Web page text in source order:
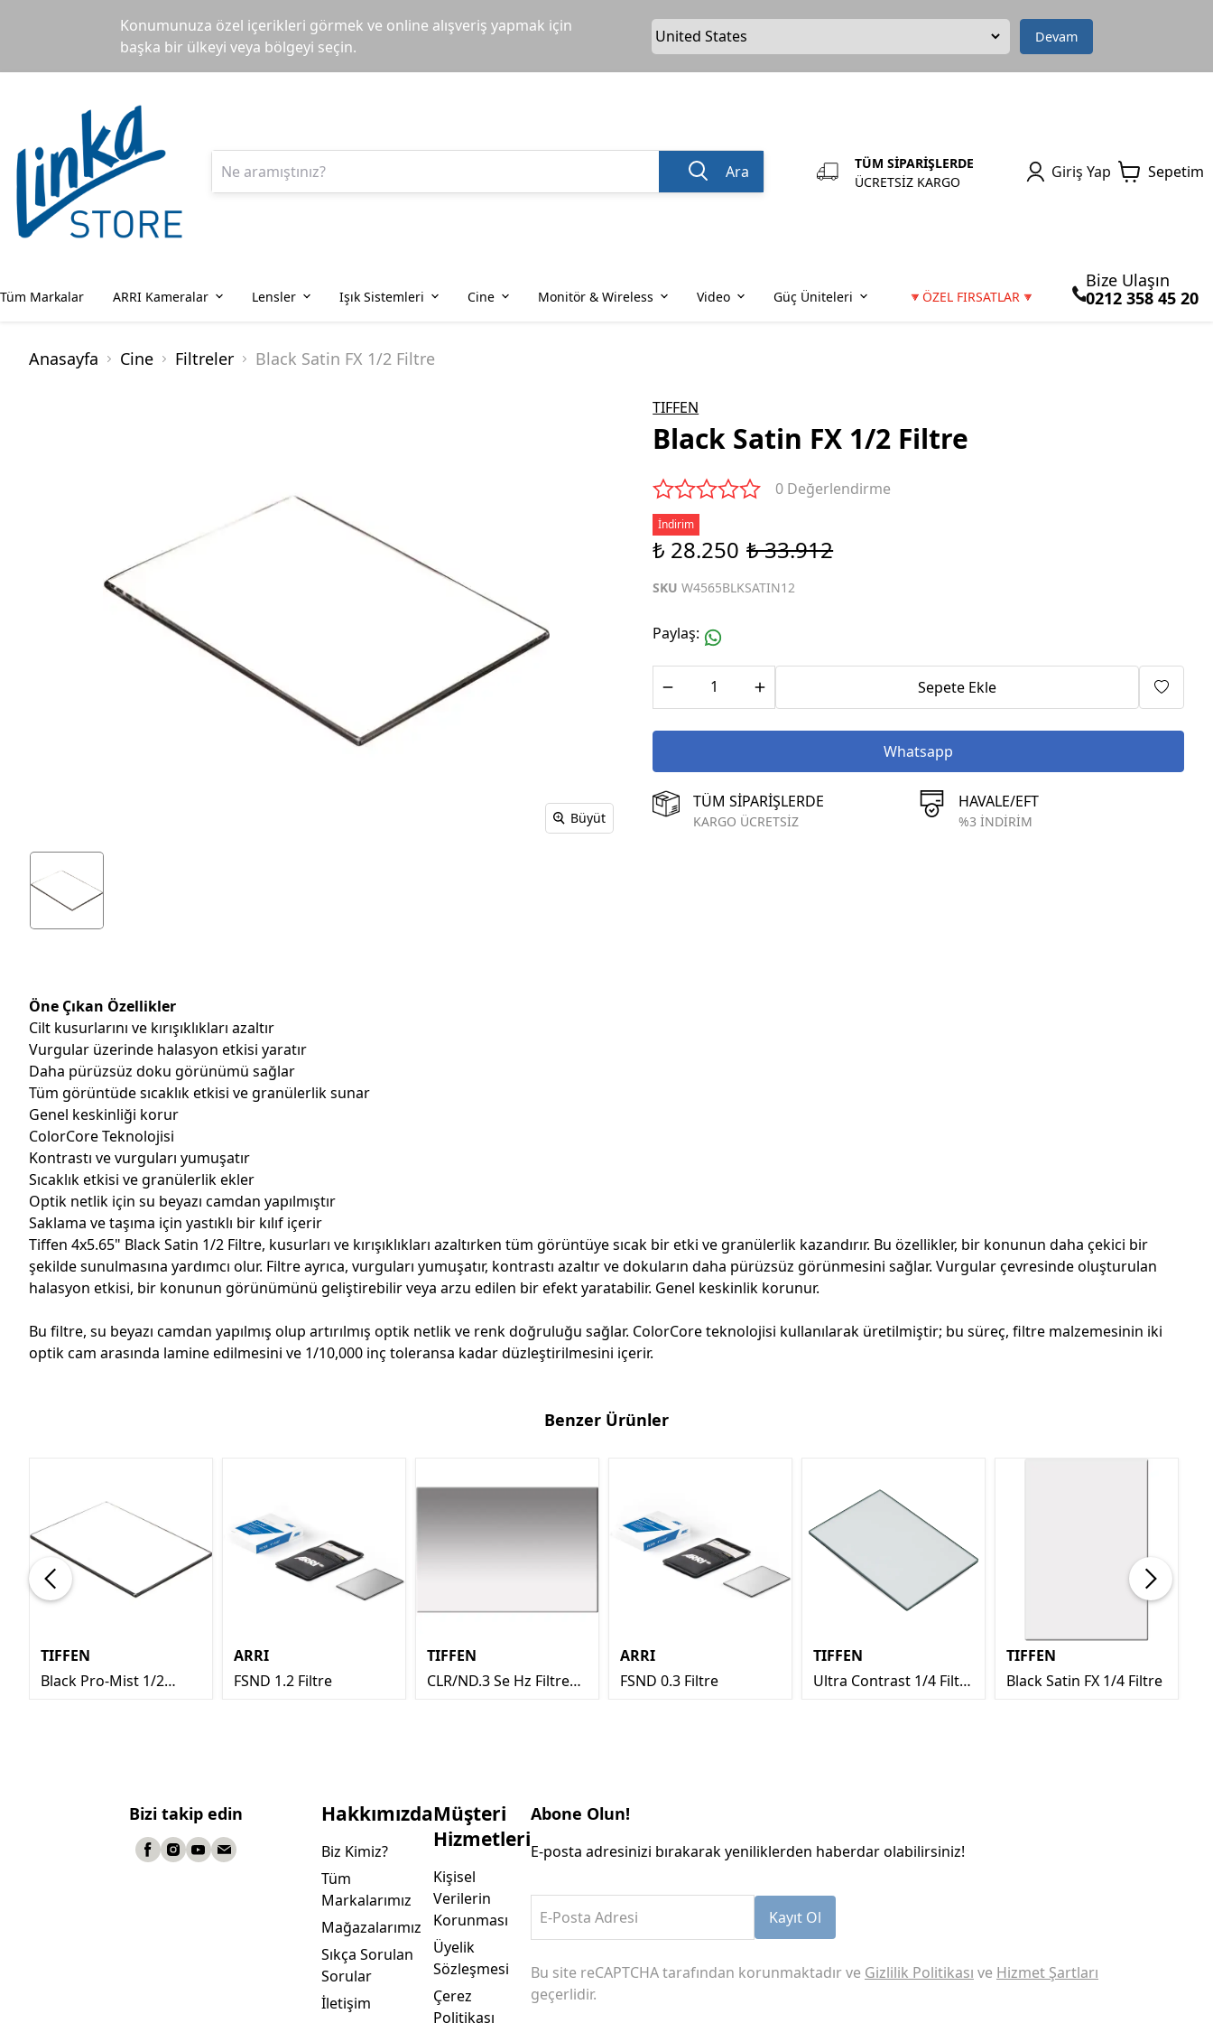
Konumunuza özel içerikleri görmek ve online alışveriş yapmak için
başka bir ülkeyi veya bölgeyi seçin.
Devam
Ara
TÜM SİPARİŞLERDE
ÜCRETSİZ KARGO
Giriş Yap Sepetim
Tüm Markalar ARRI Kameralar Lensler Işık Sistemleri Cine Monitör & Wireless Video Güç Üniteleri 🔻ÖZEL FIRSATLAR🔻
Bize Ulaşın
0212 358 45 20
Anasayfa Cine Filtreler Black Satin FX 1/2 Filtre
Büyüt
TIFFEN
Black Satin FX 1/2 Filtre
0 Değerlendirme
İndirim
₺ 28.250 ₺ 33.912
SKU W4565BLKSATIN12
Paylaş:
Sepete Ekle
Whatsapp
TÜM SİPARİŞLERDE
KARGO ÜCRETSİZ
HAVALE/EFT
%3 İNDİRİM
Öne Çıkan Özellikler
Cilt kusurlarını ve kırışıklıkları azaltır
Vurgular üzerinde halasyon etkisi yaratır
Daha pürüzsüz doku görünümü sağlar
Tüm görüntüde sıcaklık etkisi ve granülerlik sunar
Genel keskinliği korur
ColorCore Teknolojisi
Kontrastı ve vurguları yumuşatır
Sıcaklık etkisi ve granülerlik ekler
Optik netlik için su beyazı camdan yapılmıştır
Saklama ve taşıma için yastıklı bir kılıf içerir
Tiffen 4x5.65" Black Satin 1/2 Filtre, kusurları ve kırışıklıkları azaltırken tüm görüntüye sıcak bir etki ve granülerlik kazandırır. Bu özellikler, bir konunun daha çekici bir
şekilde sunulmasına yardımcı olur. Filtre ayrıca, vurguları yumuşatır, kontrastı azaltır ve dokuların daha pürüzsüz görünmesini sağlar. Vurgular çevresinde oluşturulan
halasyon etkisi, bir konunun görünümünü geliştirebilir veya arzu edilen bir efekt yaratabilir. Genel keskinlik korunur.
Bu filtre, su beyazı camdan yapılmış olup artırılmış optik netlik ve renk doğruluğu sağlar. ColorCore teknolojisi kullanılarak üretilmiştir; bu süreç, filtre malzemesinin iki
optik cam arasında lamine edilmesini ve 1/10,000 inç toleransa kadar düzleştirilmesini içerir.
Benzer Ürünler
TIFFEN
Black Pro-Mist 1/2
ARRI
FSND 1.2 Filtre
TIFFEN
CLR/ND.3 Se Hz Filtre
ARRI
FSND 0.3 Filtre
TIFFEN
Ultra Contrast 1/4 Filtre
TIFFEN
Black Satin FX 1/4 Filtre
Bizi takip edin Hakkımızda
Biz Kimiz?
Tüm
Markalarımız
Mağazalarımız
Sıkça Sorulan
Sorular
İletişim
Müşteri
Hizmetleri
Kişisel
Verilerin
Korunması
Üyelik
Sözleşmesi
Çerez
Politikası
Abone Olun!
E-posta adresinizi bırakarak yeniliklerden haberdar olabilirsiniz!
E-Posta Adresi Kayıt Ol
Bu site reCAPTCHA tarafından korunmaktadır ve Gizlilik Politikası ve Hizmet Şartları
geçerlidir.